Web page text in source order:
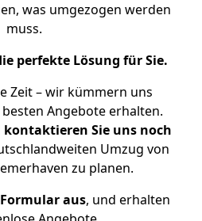
was umgezogen werden
muss.
perfekte Lösung für Sie.
Zeit – wir kümmern uns
Angebote erhalten.
kontaktieren Sie uns noch
Umzug von
zu planen.
aus, und erhalten